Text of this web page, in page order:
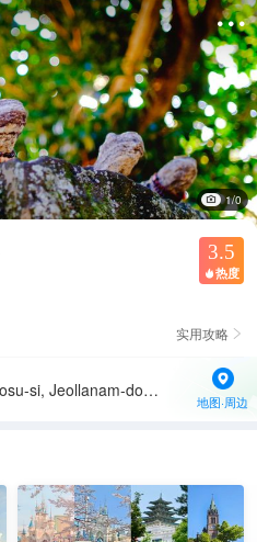

1/0
3.5
 热度
实用攻略 
1 Hyangiram-ro, Dolsan-eup, Yeosu-si, Jeollanam-do, 韩国
地图·周边